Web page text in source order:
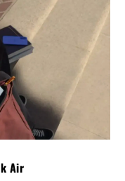
Air